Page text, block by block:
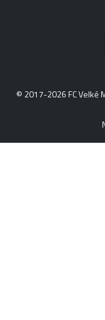
© 2017-2026 FC Velké